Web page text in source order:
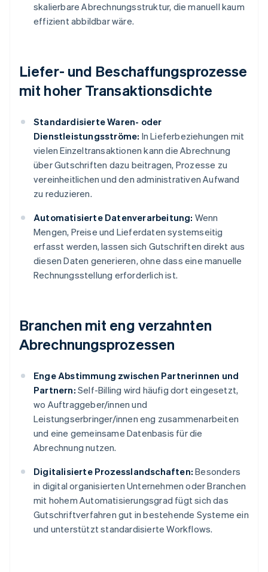
skalierbare Abrechnungsstruktur, die manuell kaum
effizient abbildbar wäre.
Liefer- und Beschaffungsprozesse
mit hoher Transaktionsdichte
Standardisierte Waren- oder
Dienstleistungsströme: In Lieferbeziehungen mit
vielen Einzeltransaktionen kann die Abrechnung
über Gutschriften dazu beitragen, Prozesse zu
vereinheitlichen und den administrativen Aufwand
zu reduzieren.
Automatisierte Datenverarbeitung: Wenn
Mengen, Preise und Lieferdaten systemseitig
erfasst werden, lassen sich Gutschriften direkt aus
diesen Daten generieren, ohne dass eine manuelle
Rechnungsstellung erforderlich ist.
Branchen mit eng verzahnten
Abrechnungsprozessen
Enge Abstimmung zwischen Partnerinnen und
Partnern: Self-Billing wird häufig dort eingesetzt,
wo Auftraggeber/innen und
Leistungserbringer/innen eng zusammenarbeiten
und eine gemeinsame Datenbasis für die
Abrechnung nutzen.
Digitalisierte Prozesslandschaften: Besonders
in digital organisierten Unternehmen oder Branchen
mit hohem Automatisierungsgrad fügt sich das
Gutschriftverfahren gut in bestehende Systeme ein
und unterstützt standardisierte Workflows.